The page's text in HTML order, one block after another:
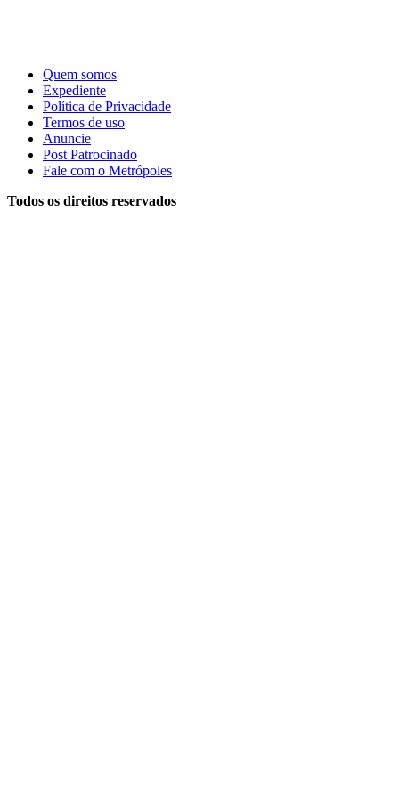
Quem somos
Expediente
Política de Privacidade
Termos de uso
Anuncie
Post Patrocinado
Fale com o Metrópoles
Todos os direitos reservados